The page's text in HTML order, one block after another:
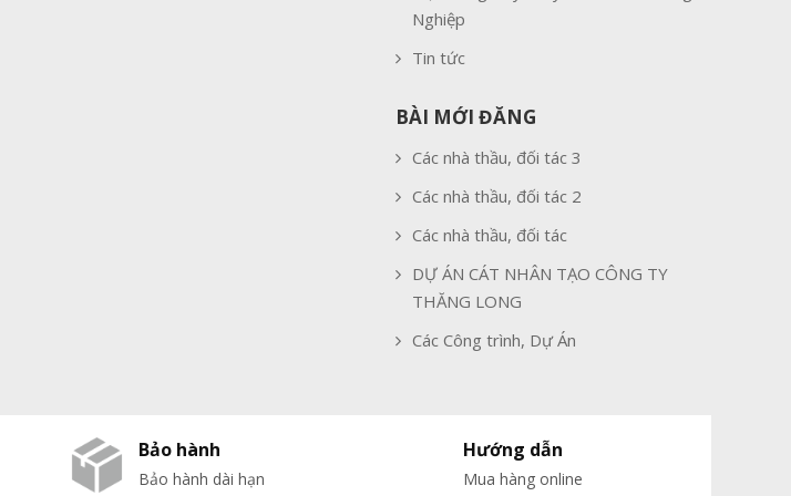
Nghiệp
Tin tức
BÀI MỚI ĐĂNG
Các nhà thầu, đối tác 3
Các nhà thầu, đối tác 2
Các nhà thầu, đối tác
DỰ ÁN CÁT NHÂN TẠO CÔNG TY
THĂNG LONG
Các Công trình, Dự Án
Bảo hành
Bảo hành dài hạn
Hướng dẫn
Mua hàng online